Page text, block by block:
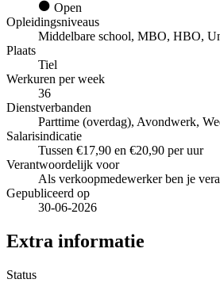
Open
Opleidingsniveaus
Middelbare school, MBO, HBO,
Plaats
Tiel
Werkuren per week
36
Dienstverbanden
Parttime (overdag), Avondwerk,
Salarisindicatie
Tussen €17,90 en €20,90 per uur
Verantwoordelijk voor
Als verkoopmedewerker ben je
Gepubliceerd op
30-06-2026
Extra informatie
Status